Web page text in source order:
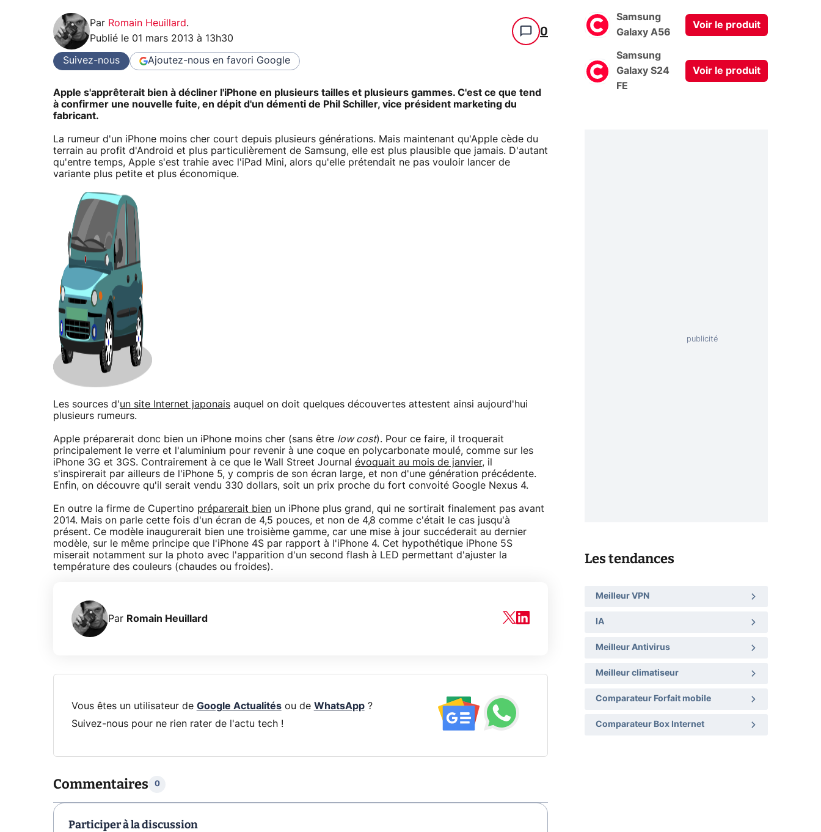
Par Romain Heuillard.
Publié le 01 mars 2013 à 13h30 0
Suivez-nous Ajoutez-nous en favori Google
Apple s'apprêterait bien à décliner l'iPhone en plusieurs tailles et plusieurs gammes. C'est ce que tend
à confirmer une nouvelle fuite, en dépit d'un démenti de Phil Schiller, vice président marketing du
fabricant.
La rumeur d'un iPhone moins cher court depuis plusieurs générations. Mais maintenant qu'Apple cède du
terrain au profit d'Android et plus particulièrement de Samsung, elle est plus plausible que jamais. D'autant
qu'entre temps, Apple s'est trahie avec l'iPad Mini, alors qu'elle prétendait ne pas vouloir lancer de
variante plus petite et plus économique.
Les sources d'un site Internet japonais auquel on doit quelques découvertes attestent ainsi aujourd'hui
plusieurs rumeurs.
Apple préparerait donc bien un iPhone moins cher (sans être low cost). Pour ce faire, il troquerait
principalement le verre et l'aluminium pour revenir à une coque en polycarbonate moulé, comme sur les
iPhone 3G et 3GS. Contrairement à ce que le Wall Street Journal évoquait au mois de janvier, il
s'inspirerait par ailleurs de l'iPhone 5, y compris de son écran large, et non d'une génération précédente.
Enfin, on découvre qu'il serait vendu 330 dollars, soit un prix proche du fort convoité Google Nexus 4.
En outre la firme de Cupertino préparerait bien un iPhone plus grand, qui ne sortirait finalement pas avant
2014. Mais on parle cette fois d'un écran de 4,5 pouces, et non de 4,8 comme c'était le cas jusqu'à
présent. Ce modèle inaugurerait bien une troisième gamme, car une mise à jour succéderait au dernier
modèle, sur le même principe que l'iPhone 4S par rapport à l'iPhone 4. Cet hypothétique iPhone 5S
miserait notamment sur la photo avec l'apparition d'un second flash à LED permettant d'ajuster la
température des couleurs (chaudes ou froides).
Par Romain Heuillard
Vous êtes un utilisateur de Google Actualitésou de WhatsApp?
Suivez-nous pour ne rien rater de l'actu tech !
Commentaires 0
Participer à la discussion
Samsung
Galaxy A56
Voir le produit
Samsung
Galaxy S24
FE
Voir le produit
Les tendances
Meilleur VPN
IA
Meilleur Antivirus
Meilleur climatiseur
Comparateur Forfait mobile
Comparateur Box Internet